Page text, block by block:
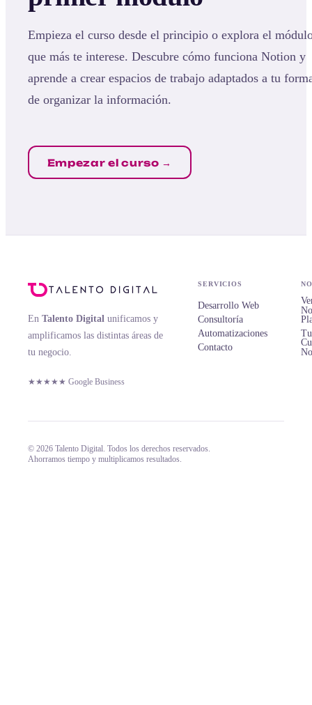
Empieza el curso desde el principio o explora el
que más te interese. Descubre cómo funciona Notion y
aprende a crear espacios de trabajo adaptados a tu
de organizar la información.
Empezar el curso →
En Talento Digital unificamos y
amplificamos las distintas áreas de
tu negocio.
★★★★★ Google Business
SERVICIOS
Desarrollo Web
Consultoría
Automatizaciones
Contacto
© 2026 Talento Digital. Todos los derechos reservados.
Ahorramos tiempo y multiplicamos resultados.